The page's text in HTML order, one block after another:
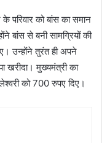
परिवार को बांस का समान
बांस से बनी सामग्रियों की
उन्होंने तुरंत ही अपने
खरीदा। मुख्यमंत्री का
को 700 रुपए दिए।